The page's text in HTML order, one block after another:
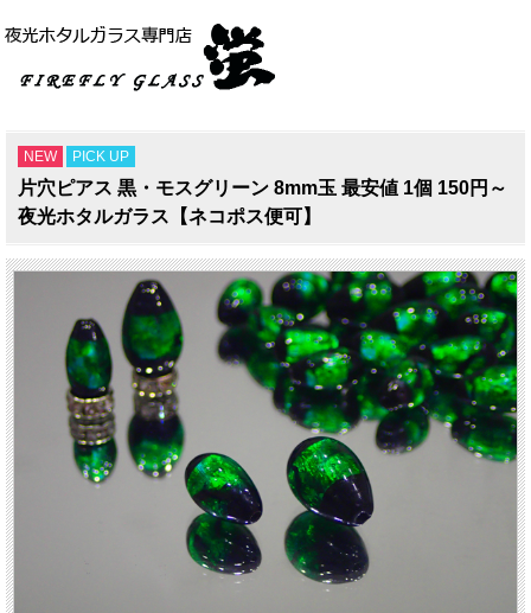
NEW PICK UP
片穴ピアス 黒・モスグリーン 8mm玉 最安値 1個 150円～
夜光ホタルガラス【ネコポス便可】